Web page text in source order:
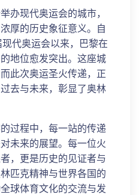
办现代奥运会的城市，
厚的历史象征意义。自
代奥运会以来，巴黎在
地位愈发突出。这座城
此次奥运圣火传递，正
去与未来，彰显了奥林
过程中，每一站的传递
未来的展望。每一位火
，更是历史的见证者与
匹克精神与世界各国的
球体育文化的交流与发